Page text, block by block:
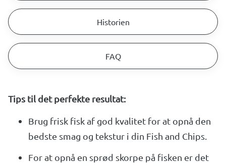
Historien
FAQ
Tips til det perfekte resultat:
Brug frisk fisk af god kvalitet for at opnå den
bedste smag og tekstur i din Fish and Chips.
For at opnå en sprød skorpe på fisken er det